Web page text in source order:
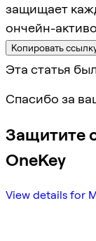
защищает
ончейн-
Копировать
Эта статья
Спасибо за
Защитите
OneKey
View details for